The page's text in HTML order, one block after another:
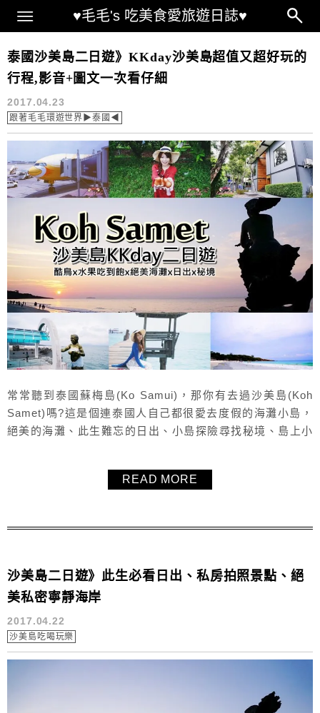
♥毛毛's 吃美食愛旅遊日誌♥
Main Menu
沙美島
泰國沙美島二日遊》KKday沙美島超值又超好玩的
行程,影音+圖文一次看仔細
2017.04.23
跟著毛毛環遊世界▶泰國◀
常常聽到泰國蘇梅島(Ko Samui)，那你有去過沙美島(Koh
Samet)嗎?這是個連泰國人自己都很愛去度假的海灘小島，
絕美的海灘、此生難忘的日出、小島探險尋找秘境、島上小
飽，飯店高檔舒適、交通更是有台灣人樂活民宿主人幫你通
READ MORE
沙美島二日遊》此生必看日出、私房拍照景點、絕
美私密寧靜海岸
2017.04.22
沙美島吃喝玩樂